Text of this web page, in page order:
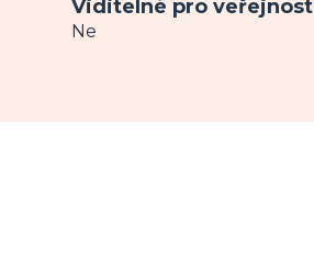
Viditelné pro veřejnost
Ne